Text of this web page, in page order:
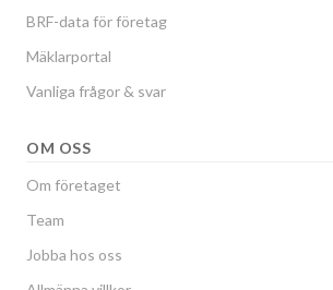
BRF-data för företag
Mäklarportal
Vanliga frågor & svar
OM OSS
Om företaget
Team
Jobba hos oss